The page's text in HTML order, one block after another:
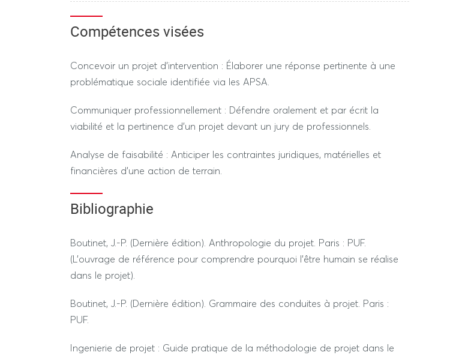
---------------- SESSION 2 ----------------
RÉGIME STANDARD / DÉROGATOIRE
Compétences visées
Concevoir un projet d’intervention : Élaborer une réponse pertinente à une
problématique sociale identifiée via les APSA.
Communiquer professionnellement : Défendre oralement et par écrit la
viabilité et la pertinence d'un projet devant un jury de professionnels.
Analyse de faisabilité : Anticiper les contraintes juridiques, matérielles et
financières d'une action de terrain.
Bibliographie
Boutinet, J.-P. (Dernière édition). Anthropologie du projet. Paris : PUF.
(L'ouvrage de référence pour comprendre pourquoi l'être humain se réalise
dans le projet).
Boutinet, J.-P. (Dernière édition). Grammaire des conduites à projet. Paris :
PUF.
Ingenierie de projet : Guide pratique de la méthodologie de projet dans le